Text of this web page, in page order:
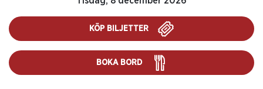
KÖP BILJETTER
BOKA BORD